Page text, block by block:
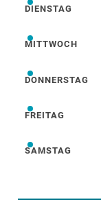
Dienstag
DIENSTAG
Mittwoch
MITTWOCH
Donnerstag
DONNERSTAG
Freitag
FREITAG
Samstag
SAMSTAG